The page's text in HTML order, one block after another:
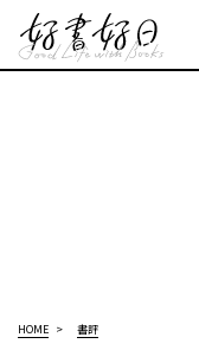
HOME 書評